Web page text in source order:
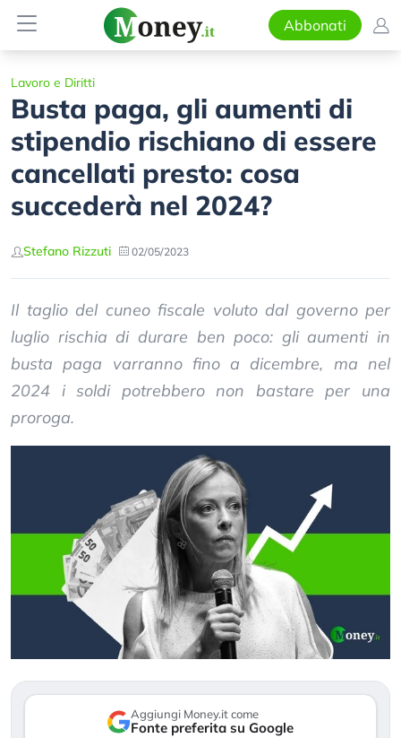
Abbonati
Lavoro e Diritti
Busta paga, gli aumenti di
stipendio rischiano di essere
cancellati presto: cosa
succederà nel 2024?
Stefano Rizzuti 02/05/2023
Il taglio del cuneo fiscale voluto dal governo per
luglio rischia di durare ben poco: gli aumenti in
busta paga varranno fino a dicembre, ma nel
2024 i soldi potrebbero non bastare per una
proroga.
Aggiungi Money.it come
Fonte preferita su Google